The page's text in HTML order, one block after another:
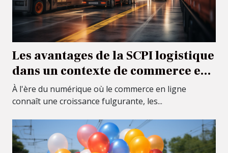
Les avantages de la SCPI logistique
dans un contexte de commerce en
ligne en croissance
À l'ère du numérique où le commerce en ligne
connaît une croissance fulgurante, les...